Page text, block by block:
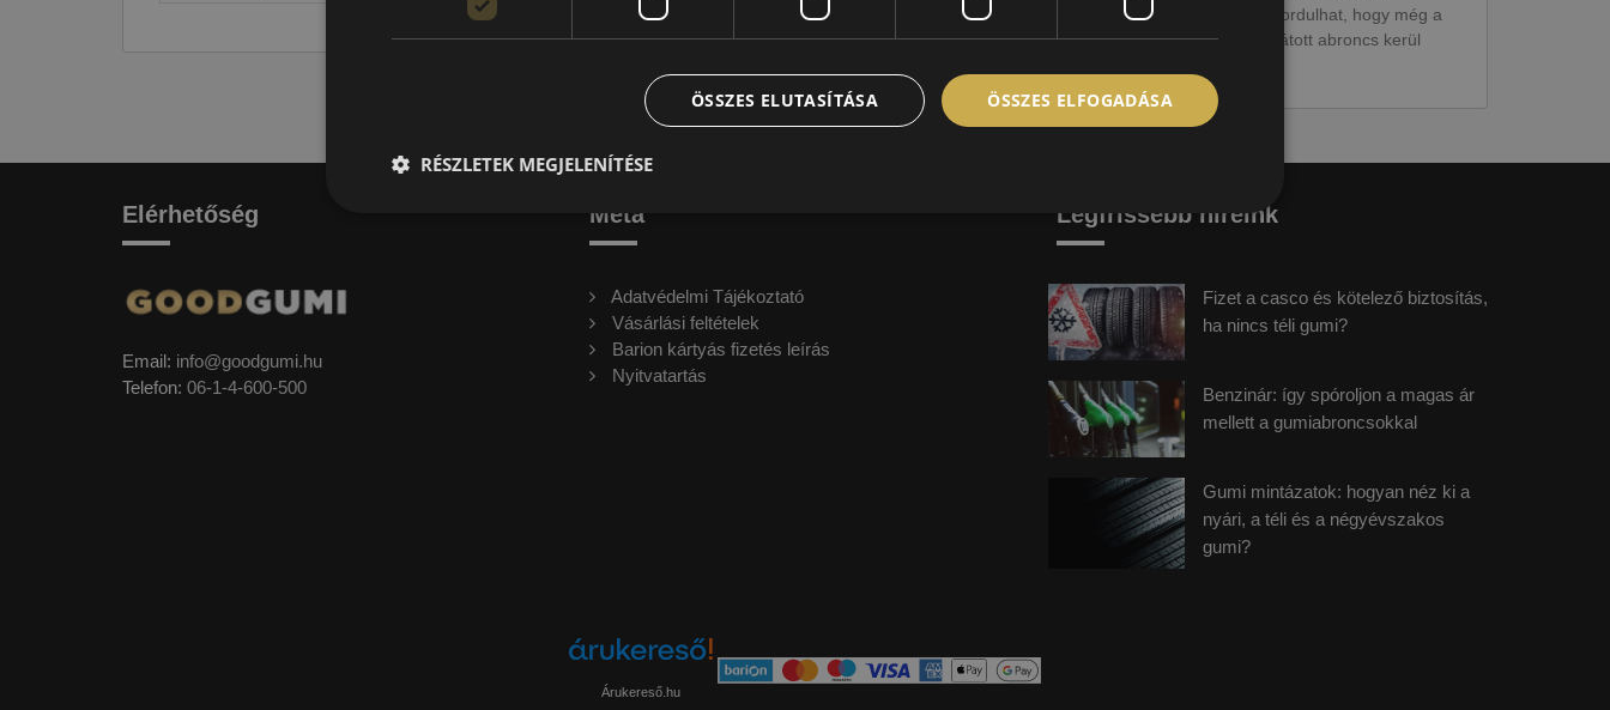
tájékoztató jellegűek. Előfordulhat, hogy még a
korábbi EU-s címkével ellátott abroncs kerül
Elérhetőség
Email: info@goodgumi.hu
Telefon: 06-1-4-600-500
Meta
Adatvédelmi Tájékoztató
Vásárlási feltételek
Barion kártyás fizetés leírás
Nyitvatartás
Legfrissebb híreink
Fizet a casco és kötelező biztosítás,
ha nincs téli gumi?
Benzinár: így spóroljon a magas ár
mellett a gumiabroncsokkal
Gumi mintázatok: hogyan néz ki a
nyári, a téli és a négyévszakos
gumi?
Árukereső.hu
ÖSSZES ELFOGADÁSA
ÖSSZES ELUTASÍTÁSA
RÉSZLETEK MEGJELENÍTÉSE